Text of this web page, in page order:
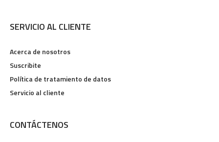
SERVICIO AL CLIENTE
Acerca de nosotros
Suscribite
Política de tratamiento de datos
Servicio al cliente
CONTÁCTENOS